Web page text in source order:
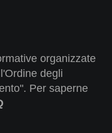
organizzate
degli
Per saperne